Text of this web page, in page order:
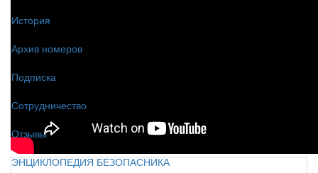
История
Архив номеров
Подписка
Сотрудничество
Отзывы
ЭНЦИКЛОПЕДИЯ БЕЗОПАСНИКА